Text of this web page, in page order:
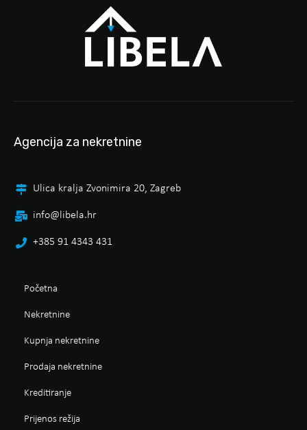
Agencija za nekretnine
Ulica kralja Zvonimira 20, Zagreb
info@libela.hr
+385 91 4343 431
Početna
Nekretnine
Kupnja nekretnine
Prodaja nekretnine
Kreditiranje
Prijenos režija